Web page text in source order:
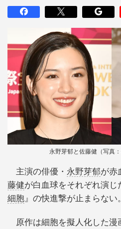
永野芽郁と佐藤健（写真
主演の俳優・ 永野芽郁が赤
藤健が白血球をそれぞれ演じ
細胞』の快進撃が止まらない。
原作は細胞を擬人化した漫